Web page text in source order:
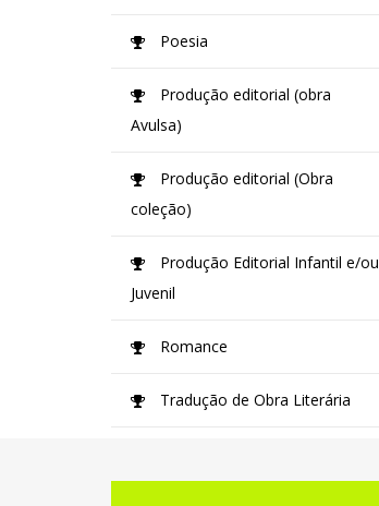
Poesia
Produção editorial (obra
Avulsa)
Produção editorial (Obra
coleção)
Produção Editorial Infantil e/ou
Juvenil
Romance
Tradução de Obra Literária